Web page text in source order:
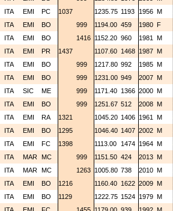
ITA EMI PC 1037 1235.75 1193 1956 M
ITA EMI BO 999 1194.00 459 1980 F
ITA EMI BO 1416 1152.20 960 1981 M
ITA EMI PR 1437 1107.60 1468 1987 M
ITA EMI BO 999 1217.80 992 1985 M
ITA EMI BO 999 1231.00 949 2007 M
ITA SIC ME 999 1171.40 1366 2000 M
ITA EMI BO 999 1251.67 512 2008 M
ITA EMI RA 1321 1045.20 1406 1961 M
ITA EMI BO 1295 1046.40 1407 2002 M
ITA EMI FC 1398 1113.00 1474 1964 M
ITA MAR MC 999 1151.50 424 2013 M
ITA MAR MC 1263 1005.80 738 2010 M
ITA EMI BO 1216 1160.40 1622 2009 M
ITA EMI BO 1129 1222.75 1524 1979 M